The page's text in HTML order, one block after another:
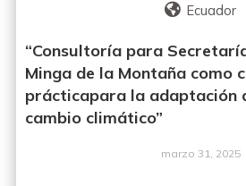
Ecuador
“Consultoría para
Minga de la Montaña como
prácticapara la adaptación
cambio climático”
marzo 31, 2025